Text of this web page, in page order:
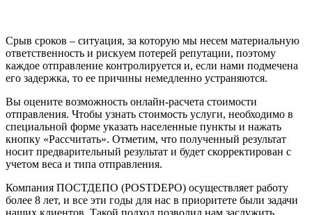
Срыв сроков – ситуация, за которую мы несем материальную
ответственность и рискуем потерей репутации, поэтому
каждое отправление контролируется и, если нами подмечена
его задержка, то ее причины немедленно устраняются.
Вы оцените возможность онлайн-расчета стоимости
отправления. Чтобы узнать стоимость услуги, необходимо в
специальной форме указать населенные пункты и нажать
кнопку «Рассчитать». Отметим, что полученный результат
носит предварительный результат и будет скорректирован с
учетом веса и типа отправления.
Компания ПОСТДЕПО (POSTDEPO) осуществляет работу
более 8 лет, и все эти годы для нас в приоритете были задачи
наших клиентов. Такой подход позволил нам заслужить